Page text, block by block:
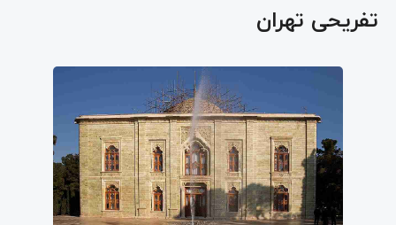
تفریحی تهران